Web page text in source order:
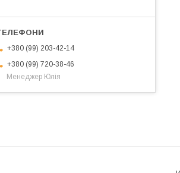
+380 (99) 203-42-14
+380 (99) 720-38-46
Менеджер Юлія